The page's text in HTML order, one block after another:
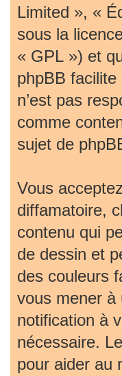
Limited », «
sous la
« GPL ») et
phpBB
n’est pas
comme
sujet de
Vous
diffamatoire,
contenu qui
de dessin et
des couleurs
vous mener à
notification à
nécessaire.
pour aider au